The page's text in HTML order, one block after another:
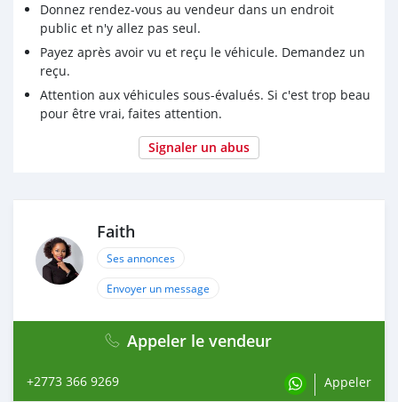
Donnez rendez-vous au vendeur dans un endroit
public et n'y allez pas seul.
Payez après avoir vu et reçu le véhicule. Demandez un
reçu.
Attention aux véhicules sous-évalués. Si c'est trop beau
pour être vrai, faites attention.
Signaler un abus
Faith
Ses annonces
Envoyer un message
Appeler le vendeur
+2773 366 9269 Appeler